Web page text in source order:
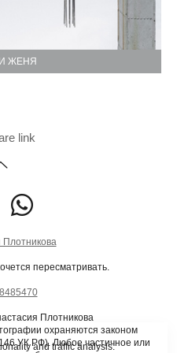
ЖЕНЯ
link
Плотникова
пересматривать.
Плотникова
охраняются законом
УК РФ). Любое частичное или
and traffic analysis.